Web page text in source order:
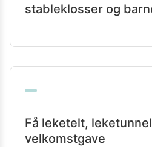
stableklosser og
Få leketelt,
velkomstgave